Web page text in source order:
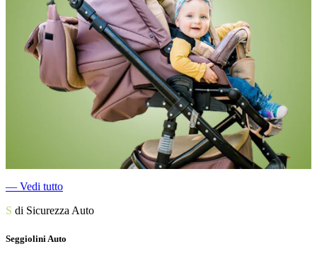
― Vedi tutto
S di Sicurezza Auto
Seggiolini Auto